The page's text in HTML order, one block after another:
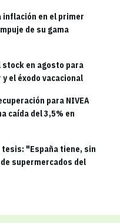
inflación en el primer
de su gama
en agosto para
el éxodo vacacional
para NIVEA
caída del 3,5% en
tesis: "España tiene, sin
supermercados del